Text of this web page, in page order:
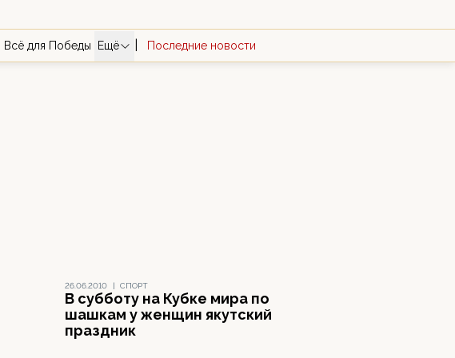
Всё для Победы Ещё Последние новости
26.06.2010 | СПОРТ
В субботу на Кубке мира по
шашкам у женщин якутский
праздник